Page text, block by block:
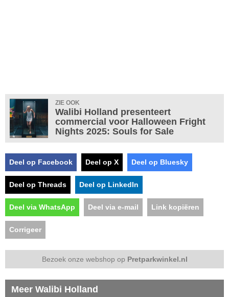
ZIE OOK
Walibi Holland presenteert
commercial voor Halloween Fright
Nights 2025: Souls for Sale
Deel op Facebook Deel op X Deel op Bluesky
Deel op Threads Deel op LinkedIn
Deel via WhatsApp Deel via e-mail Link kopiëren
Corrigeer
Bezoek onze webshop op Pretparkwinkel.nl
Meer Walibi Holland